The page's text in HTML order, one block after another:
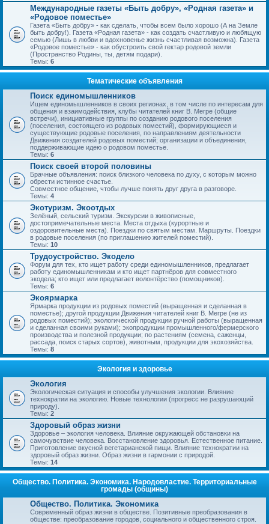
Международные газеты «Быть добру», «Родная газета» и
«Родовое поместье»
Газета «Быть добру» - как сделать, чтобы всем было хорошо (А на Земле
быть добру!). Газета «Родная газета» - как создать счастливую и любящую
семью (Лишь в любви и вдохновенье жизнь счастливая возможна). Газета
«Родовое поместье» - как обустроить свой гектар родовой земли
(Пространство Родины, ты, детям подари).
Темы: 6
Тематические объявления
Поиск единомышленников
Ищем единомышленников в своих регионах, в том числе по интересам для
общения и взаимодействия, клубы читателей книг В. Мегре (общие
встречи), инициативные группы по созданию родового поселения
(поселения, состоящего из родовых поместий), формирующиеся и
существующие родовые поселения, по направлениям деятельности
Движения создателей родовых поместий; организации и объединения,
поддерживающие идею о родовом поместье.
Темы: 6
Поиск своей второй половины
Брачные объявления: поиск близкого человека по духу, с которым можно
обрести истинное счастье.
Совместное общение, чтобы лучше понять друг друга в разговоре.
Темы: 4
Экотуризм. Экоотдых
Зелёный, сельский туризм. Экскурсии в живописные,
достопримечательные места. Места отдыха (курортные и
оздоровительные места). Поездки по святым местам. Маршруты. Поездки
в родовые поселения (по приглашению жителей поместий).
Темы: 10
Трудоустройство. Экодело
Форум для тех, кто ищет работу среди единомышленников, предлагает
работу единомышленникам и кто ищет партнёров для совместного
экодела; кто ищет или предлагает волонтёрство (помощников).
Темы: 6
Экоярмарка
Ярмарка продукции из родовых поместий (выращенная и сделанная в
поместье); другой продукции Движения читателей книг В. Мегре (не из
родовых поместий); экологической продукции ручной работы (выращенная
и сделанная своими руками); экопродукции промышленного/фермерского
производства и полезной продукции; по растениям (семена, саженцы,
рассада, поиск старых сортов), животным, продукции для экохозяйства.
Темы: 8
Экология и здоровье
Экология
Экологическая ситуация и способы улучшения экологии. Влияние
технократии на экологию. Новые технологии (прогресс не разрушающий
природу).
Темы: 2
Здоровый образ жизни
Здоровье – экология человека. Влияние окружающей обстановки на
самочувствие человека. Восстановление здоровья. Естественное питание.
Приготовление вкусной вегетарианской пищи. Влияние технократии на
здоровый образ жизни. Образ жизни в гармонии с природой.
Темы: 14
Общество. Политика. Экономика. Народовластие. Территориальные
громады (общины)
Общество. Политика. Экономика
Современный образ жизни в обществе. Позитивные преобразования в
обществе: преобразование городов, социального и общественного строя.